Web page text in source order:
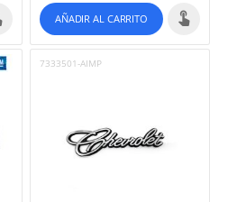
AÑADIR AL CARRITO
7333501-AIMP